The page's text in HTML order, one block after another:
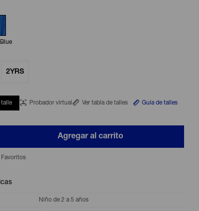
2YRS
Probador virtual Ver tabla de talles Guía de talles
Agregar al carrito
Niño de 2 a 5 años